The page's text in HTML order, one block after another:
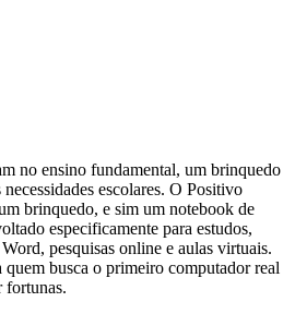
no ensino fundamental, um brinquedo
escolares. O Positivo
brinquedo, e sim um notebook de
especificamente para estudos,
pesquisas online e aulas virtuais.
busca o primeiro computador real
fortunas.